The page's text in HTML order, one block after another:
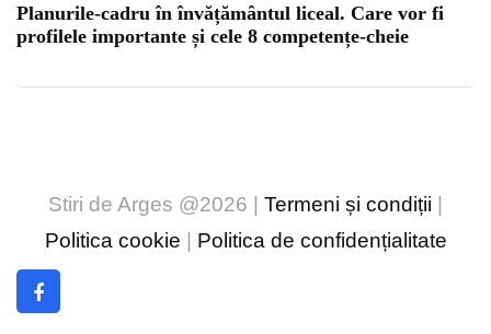
Planurile-cadru în învățământul liceal. Care vor fi
profilele importante și cele 8 competențe-cheie
Stiri de Arges @2026 | Termeni și condiții |
Politica cookie | Politica de confidențialitate